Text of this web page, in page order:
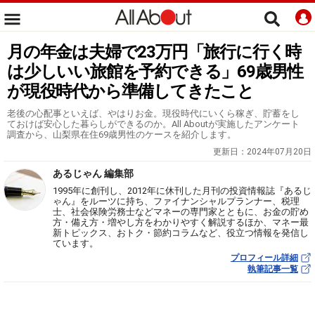
月の年金は夫婦で23万円「旅行に行く時
は少しいい旅館を予約できる」69歳男性
が現役時代から準備してきたこと
老後の心配事といえば、やはりお金。現役時代にいくら稼ぎ、貯蓄をし
ておけば安心した暮らしができるのか。All Aboutが実施したアンケート
調査から、山梨県在住69歳男性のケースを紹介します。
更新日： 2024年07月20日
あるじゃん 編集部
1995年に創刊し、2012年に休刊した月刊の投資情報誌『あるじ
ゃん』をルーツに持ち、ファイナンシャルプランナー、税理
士、社会保険労務士などマネーの専門家とともに、お金の貯め
方・備え方・増やし方をわかりやすく解説するほか、マネー最
新トピックス、おトク・節約コラムなど、役立つ情報を発信し
ています。
プロフィール詳細
執筆記事一覧